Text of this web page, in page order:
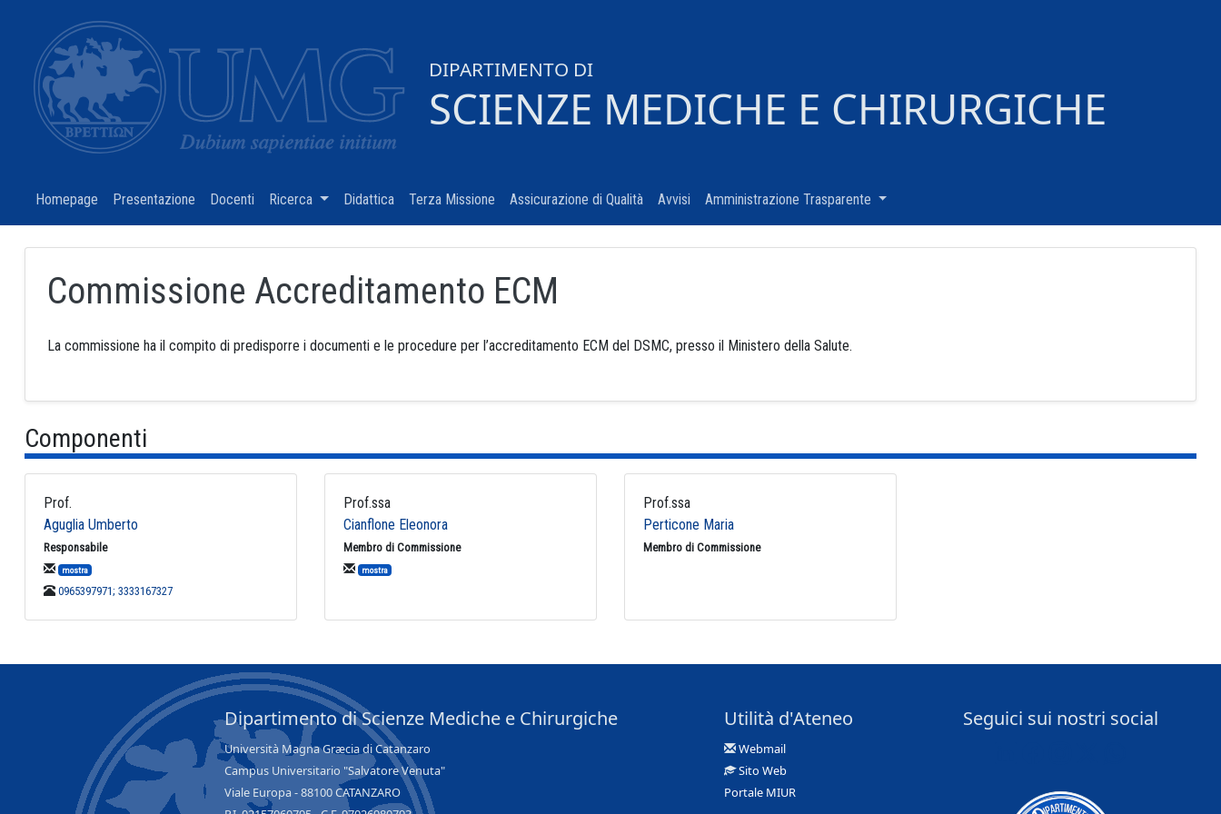
DIPARTIMENTO DI
SCIENZE MEDICHE E CHIRURGICHE
Homepage (current)
Presentazione (current)
Docenti (current)
Ricerca (current)Didattica(current)
Terza Missione (current)
Assicurazione di Qualità(current)
Avvisi (current)
Amministrazione Trasparente (current)
Commissione Accreditamento ECM
La commissione ha il compito di predisporre i documenti e le procedure per l’accreditamento ECM del DSMC, presso il Ministero della Salute.
Componenti
Prof.
Aguglia Umberto
Responsabile
mostra
0965397971; 3333167327
Prof.ssa
Cianflone Eleonora
Membro di Commissione
mostra
Prof.ssa
Perticone Maria
Membro di Commissione
Dipartimento di Scienze Mediche e Chirurgiche
Università Magna Græcia di Catanzaro
Campus Universitario "Salvatore Venuta"
Viale Europa - 88100 CATANZARO
Utilità d'Ateneo
Webmail
Sito Web
Portale MIUR
Seguici sui nostri social